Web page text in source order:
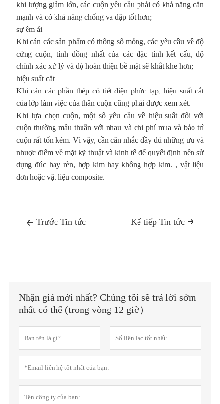
khi lượng giảm lớn, các cuộn yêu cầu phải có khả năng cắn
mạnh và có khả năng chống va đập tốt hơn;
sự êm ái
Khi cán các sản phẩm có thông số mỏng, các yêu cầu về độ
cứng cuộn, tính đồng nhất của các đặc tính kết cấu, độ
chính xác xử lý và độ hoàn thiện bề mặt sẽ khắt khe hơn;
hiệu suất cắt
Khi cán các phần thép có tiết diện phức tạp, hiệu suất cắt
của lớp làm việc của thân cuộn cũng phải được xem xét.
Khi lựa chọn cuộn, một số yêu cầu về hiệu suất đối với
cuộn thường mâu thuẫn với nhau và chi phí mua và bảo trì
cuộn rất tốn kém. Vì vậy, cần cân nhắc đầy đủ những ưu và
nhược điểm về mặt kỹ thuật và kinh tế để quyết định nên sử
dụng đúc hay rèn, hợp kim hay không hợp kim. , vật liệu
đơn hoặc vật liệu composite.
 Trước Tin tức 
Kế tiếp Tin tức
Nhận giá mới nhất? Chúng tôi sẽ trả lời sớm
nhất có thể (trong vòng 12 giờ）